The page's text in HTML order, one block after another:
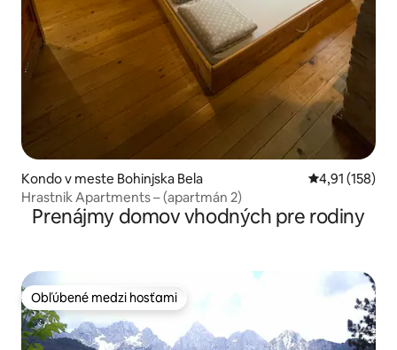
Kondo v meste Bohinjska Bela Priemerné
4,91 (158)
Hrastnik Apartments – (apartmán 2)
Prenájmy domov vhodných pre rodiny
Obľúbené medzi hosťami
Obľúbené medzi hosťami